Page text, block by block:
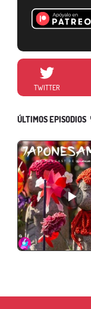
TWITTER
ÚLTIMOS EPISODIOS